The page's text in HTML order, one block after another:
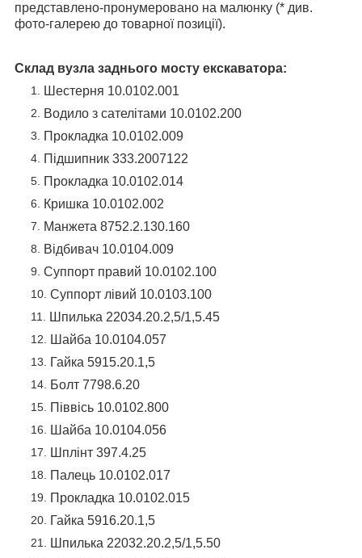
представлено-пронумеровано на малюнку (* див.
фото-галерею до товарної позиції).
Склад вузла заднього мосту екскаватора:
Шестерня 10.0102.001
Водило з сателітами 10.0102.200
Прокладка 10.0102.009
Підшипник 333.2007122
Прокладка 10.0102.014
Кришка 10.0102.002
Манжета 8752.2.130.160
Відбивач 10.0104.009
Суппорт правий 10.0102.100
Суппорт лівий 10.0103.100
Шпилька 22034.20.2,5/1,5.45
Шайба 10.0104.057
Гайка 5915.20.1,5
Болт 7798.6.20
Піввісь 10.0102.800
Шайба 10.0104.056
Шплінт 397.4.25
Палець 10.0102.017
Прокладка 10.0102.015
Гайка 5916.20.1,5
Шпилька 22032.20.2,5/1,5.50